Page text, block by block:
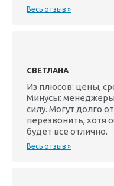
Весь отзыв »
СВЕТЛАНА
Из плюсов: цены,
Минусы:
силу. Могут долго
перезвонить, хотя
будет все отлично.
Весь отзыв »